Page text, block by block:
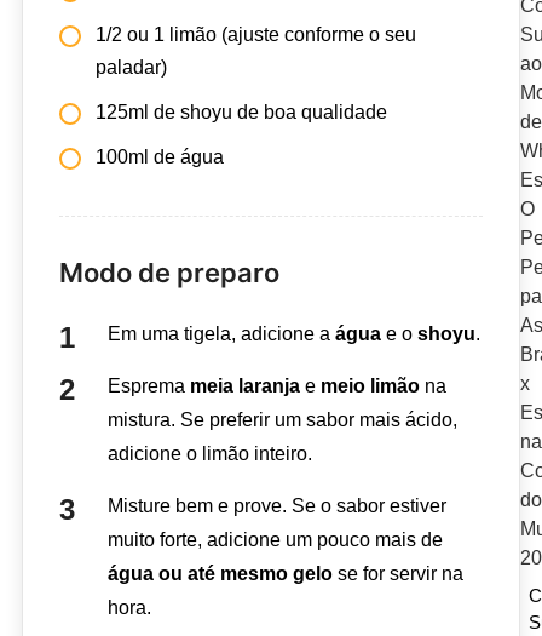
1/2 ou 1 limão (ajuste conforme o seu
paladar)
125ml de shoyu de boa qualidade
100ml de água
Modo de preparo
Em uma tigela, adicione a águae o shoyu.
Esprema meia laranjae meio limãona
mistura. Se preferir um sabor mais ácido,
adicione o limão inteiro.
Misture bem e prove. Se o sabor estiver
muito forte, adicione um pouco mais de
água ou até mesmo gelose for servir na
hora.